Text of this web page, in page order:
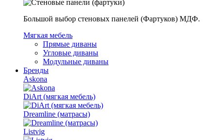
Большой выбор стеновых панелей (Фартуков) МДФ.
Мягкая мебель
Прямые диваны
Угловые диваны
Модульные диваны
Бренды
Askona
DiArt (мягкая мебель)
Dreamline (матрасы)
Listvig